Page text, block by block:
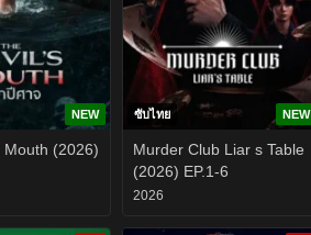
NEW
Mouth (2026)
ซับไทย NEW
Murder Club Liar s Table
(2026) EP.1-6
2026